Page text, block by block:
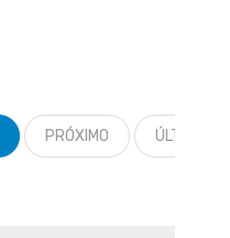
PRÓXIMO ÚLTIMO